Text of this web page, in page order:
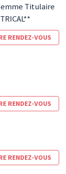
Titulaire
RENDEZ-VOUS
RENDEZ-VOUS
RENDEZ-VOUS